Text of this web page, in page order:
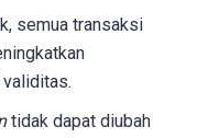
semua transaksi
tidak dapat diubah